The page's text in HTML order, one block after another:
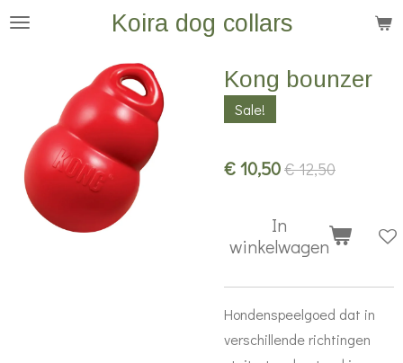
Ga
hoofdinhoud
Koira dog collars
Kong bounzer
Sale!
€ 10,50€ 12,50
In
winkelwagen
Hondenspeelgoed dat in
verschillende richtingen